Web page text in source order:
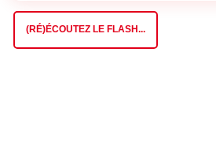
(RÉ)ÉCOUTEZ LE FLASH...